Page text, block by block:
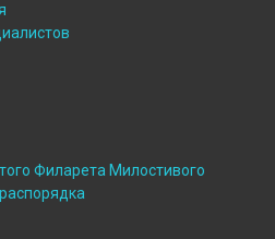
Филарета Милостивого